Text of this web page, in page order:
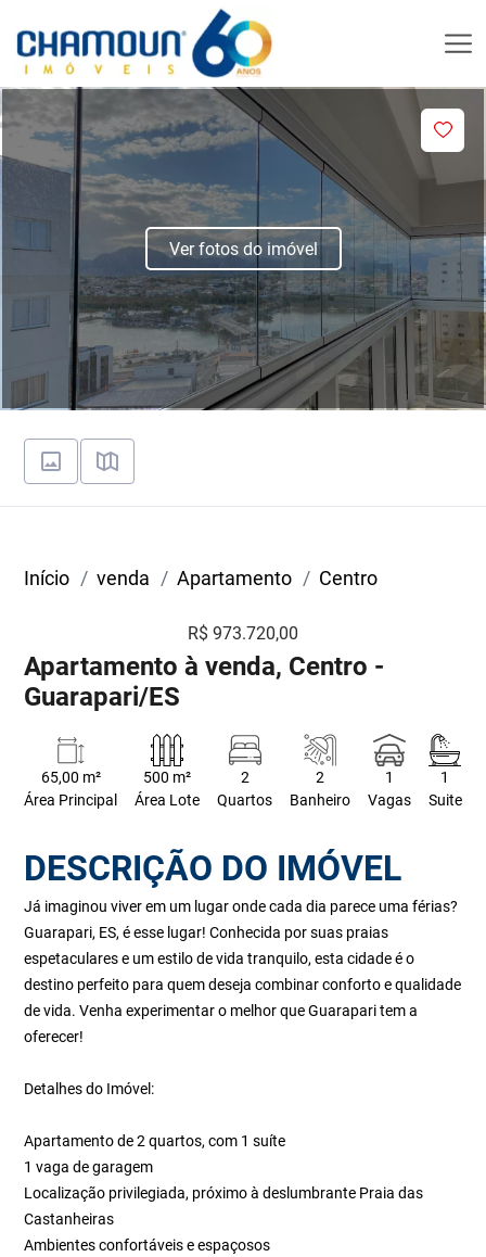
Ver fotos do imóvel
Início venda Apartamento Centro
R$ 973.720,00
Apartamento à venda, Centro -
Guarapari/ES
65,00 m²
Área Principal
500 m²
Área Lote
2
Quartos
2
Banheiro
1
Vagas
1
Suite
DESCRIÇÃO DO IMÓVEL
Já imaginou viver em um lugar onde cada dia parece uma férias?
Guarapari, ES, é esse lugar! Conhecida por suas praias
espetaculares e um estilo de vida tranquilo, esta cidade é o
destino perfeito para quem deseja combinar conforto e qualidade
de vida. Venha experimentar o melhor que Guarapari tem a
oferecer!
Detalhes do Imóvel:
Apartamento de 2 quartos, com 1 suíte
1 vaga de garagem
Localização privilegiada, próximo à deslumbrante Praia das
Castanheiras
Ambientes confortáveis e espaçosos